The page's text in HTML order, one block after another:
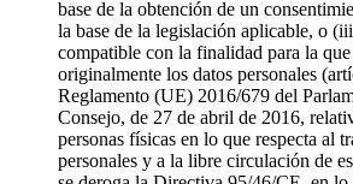
base de la obtención de un
la base de la legislación aplicable, o
compatible con la finalidad para la
originalmente los datos personales
Reglamento (UE) 2016/679 del
Consejo, de 27 de abril de 2016,
personas físicas en lo que respecta al
personales y a la libre circulación de